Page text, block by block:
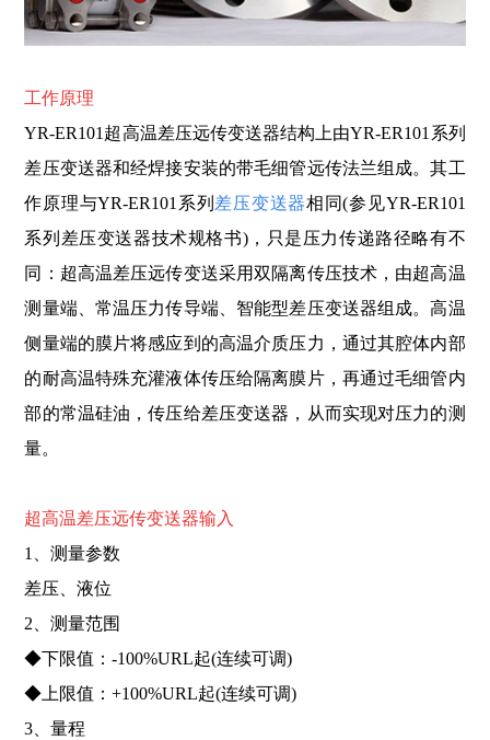
工作原理
YR-ER101超高温差压远传变送器结构上由YR-ER101系列
差压变送器和经焊接安装的带毛细管远传法兰组成。其工
作原理与YR-ER101系列 差压变送器相同(参见YR-ER101
系列差压变送器技术规格书)，只是压力传递路径略有不
同：超高温差压远传变送采用双隔离传压技术，由超高温
测量端、常温压力传导端、智能型差压变送器组成。高温
侧量端的膜片将感应到的高温介质压力，通过其腔体内部
的耐高温特殊充灌液体传压给隔离膜片，再通过毛细管内
部的常温硅油，传压给差压变送器，从而实现对压力的测
量。
超高温差压远传变送器输入
1、测量参数
差压、液位
2、测量范围
◆下限值：-100%URL起(连续可调)
◆上限值：+100%URL起(连续可调)
3、量程